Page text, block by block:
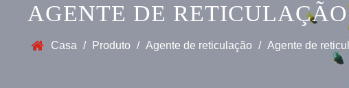
AGENTE DE
Casa / Produto / Agente de reticulação / Agente de